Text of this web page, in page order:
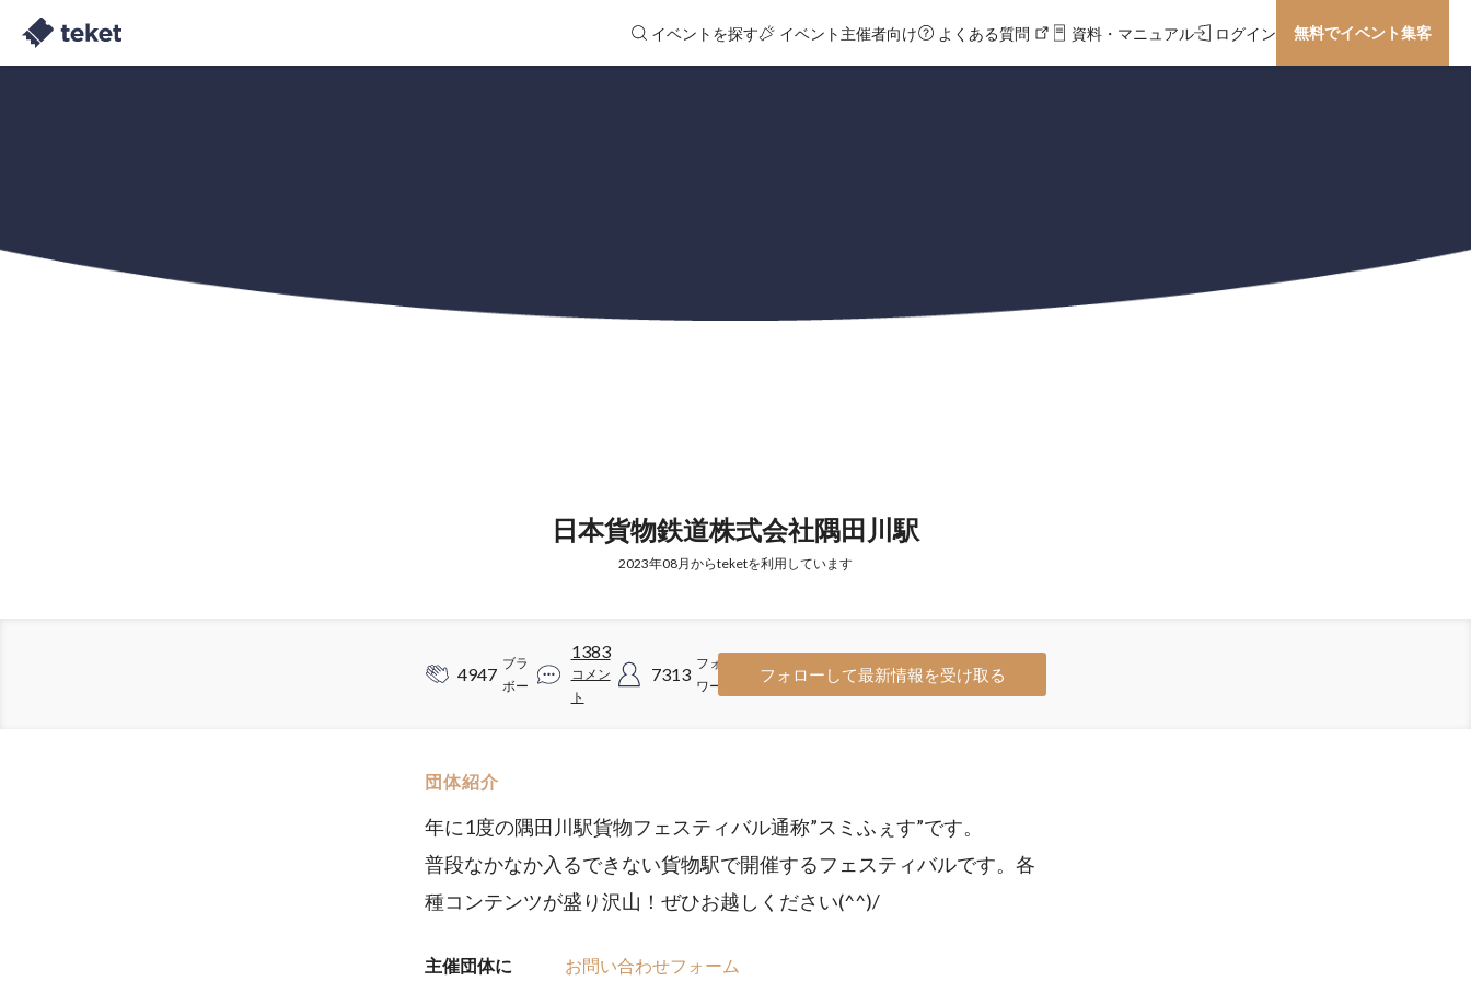
イベントを探す イベント主催者向け よくある質問 資料・マニュアル ログイン 無料でイベント集客
日本貨物鉄道株式会社隅田川駅
2023年08月からteketを利用しています
4947
ブラ
ボー
1383
コメン
ト
7313
フォロ
ワー
フォローして最新情報を受け取る
団体紹介
年に1度の隅田川駅貨物フェスティバル通称”スミふぇす”です。
普段なかなか入るできない貨物駅で開催するフェスティバルです。各
種コンテンツが盛り沢山！ぜひお越しください(^^)/
主催団体に お問い合わせフォーム